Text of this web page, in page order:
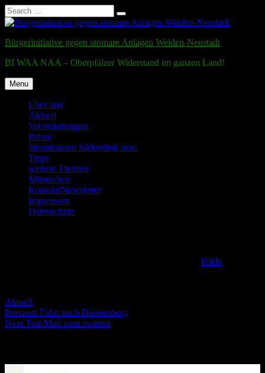
Search
for:
Search
Skip
content
Bürgerinitiative gegen atomare Anlagen Weiden-Neustadt
BI WAA NAA – Oberpfälzer Widerstand im ganzen Land!
Menu
Über uns
Aktuell
Veranstaltungen
Presse
Stromtrassen Südostlink usw.
Tipps
weitere Themen
Mitmachen
Kontakt/Newsletter
Impressum
Datenschutz
Hilde
Categories
Aktuell
Post
navigation
PreviousPrevious
post:
Fahrt nach Dannenberg
NextNext
Test-Mail zum zweiten